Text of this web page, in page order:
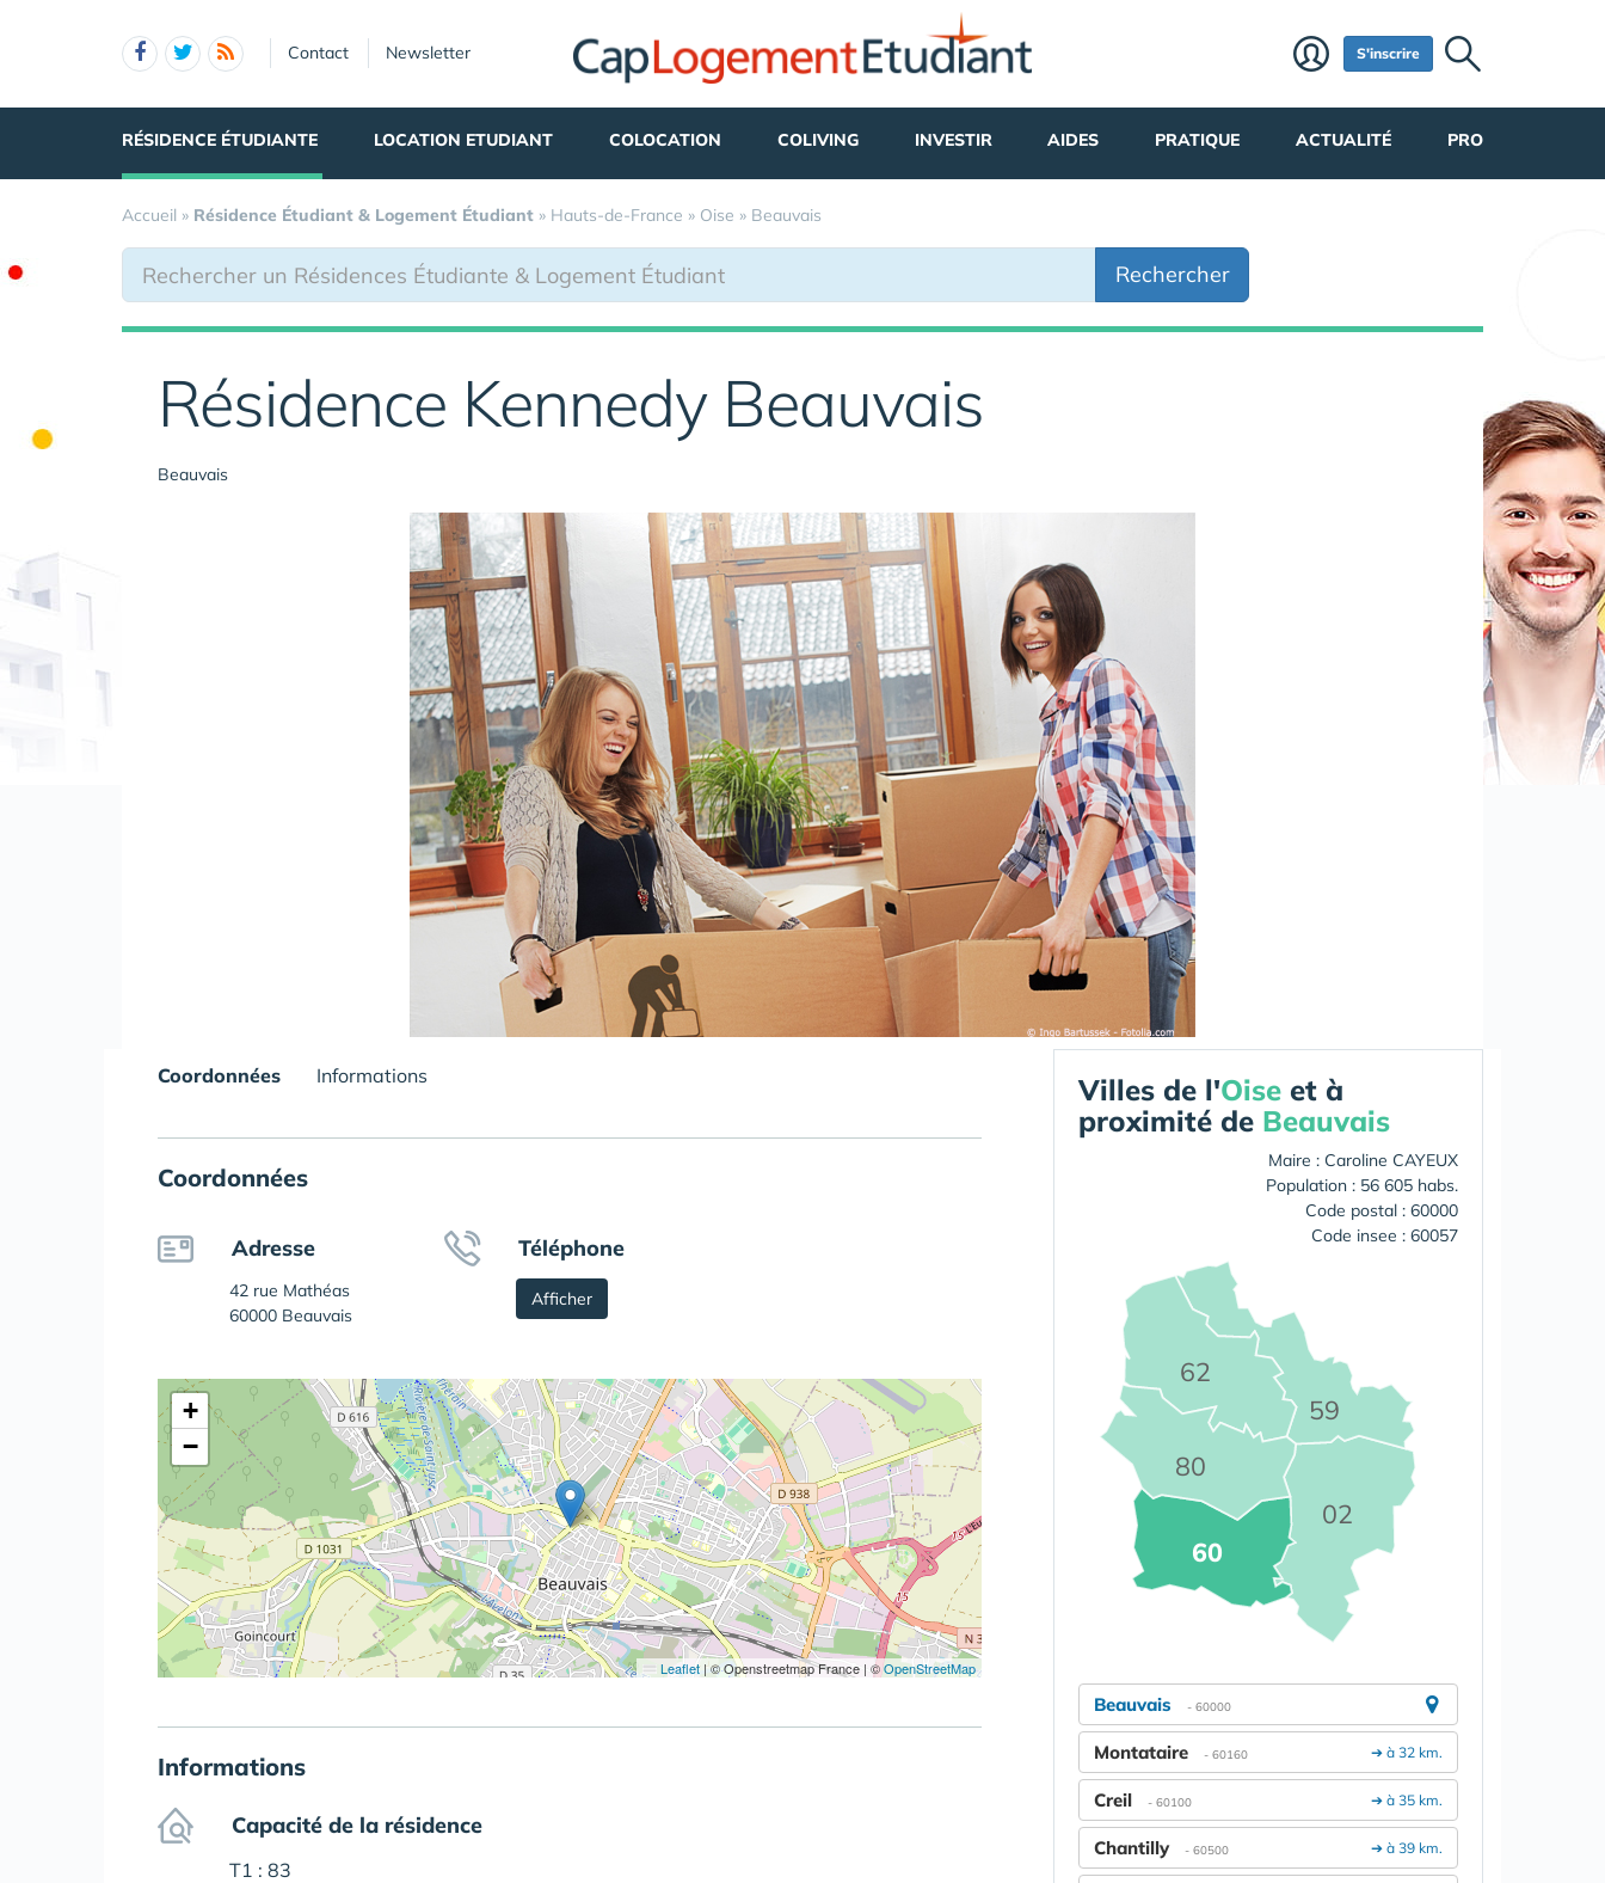
Contact Newsletter S'inscrire
RÉSIDENCE ÉTUDIANTE LOCATION ETUDIANT COLOCATION COLIVING INVESTIR AIDES PRATIQUE ACTUALITÉ PRO
Accueil » Résidence Étudiant & Logement Étudiant » Hauts-de-France » Oise » Beauvais
Rechercher
Résidence Kennedy Beauvais
Beauvais
Coordonnées Informations
Coordonnées
Adresse
42 rue Mathéas
60000 Beauvais
Téléphone
Afficher
+
−
Leaflet |© Openstreetmap France | ©OpenStreetMap
Informations
Capacité de la résidence
T1 : 83
Villes de l'Oise et à
proximité de Beauvais
Maire : Caroline CAYEUX
Population : 56 605 habs.
Code postal : 60000
Code insee : 60057
02
59
60
62
80
Beauvais - 60000
➔ à 32 km.
Montataire - 60160
➔ à 35 km.
Creil - 60100
➔ à 39 km.
Chantilly - 60500